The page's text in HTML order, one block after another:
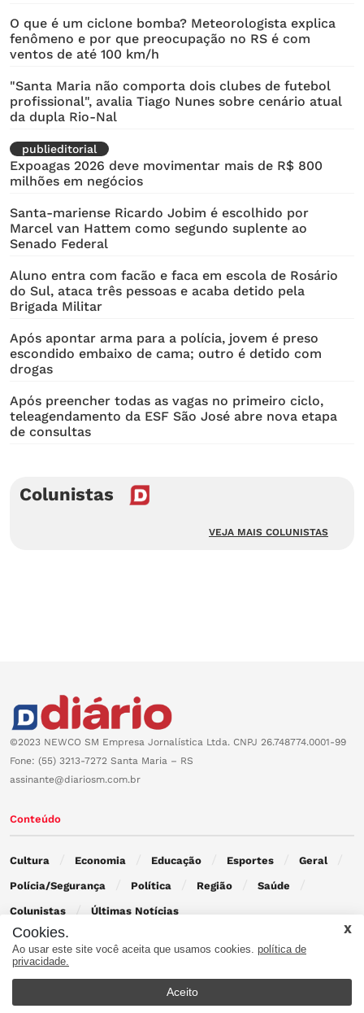
O que é um ciclone bomba? Meteorologista explica
fenômeno e por que preocupação no RS é com
ventos de até 100 km/h
"Santa Maria não comporta dois clubes de futebol
profissional", avalia Tiago Nunes sobre cenário atual
da dupla Rio-Nal
publieditorial
Expoagas 2026 deve movimentar mais de R$ 800
milhões em negócios
Santa-mariense Ricardo Jobim é escolhido por
Marcel van Hattem como segundo suplente ao
Senado Federal
Aluno entra com facão e faca em escola de Rosário
do Sul, ataca três pessoas e acaba detido pela
Brigada Militar
Após apontar arma para a polícia, jovem é preso
escondido embaixo de cama; outro é detido com
drogas
Após preencher todas as vagas no primeiro ciclo,
teleagendamento da ESF São José abre nova etapa
de consultas
Colunistas
VEJA MAIS COLUNISTAS
©2023 NEWCO SM Empresa Jornalística Ltda. CNPJ 26.748774.0001-99
Fone: (55) 3213-7272 Santa Maria – RS
assinante@diariosm.com.br
Conteúdo
Cultura Economia Educação Esportes Geral
Polícia/Segurança Política Região Saúde
Colunistas Últimas Notícias
Contato
Cookies.
Ao usar este site você aceita que usamos cookies. política de
privacidade.
Aceito